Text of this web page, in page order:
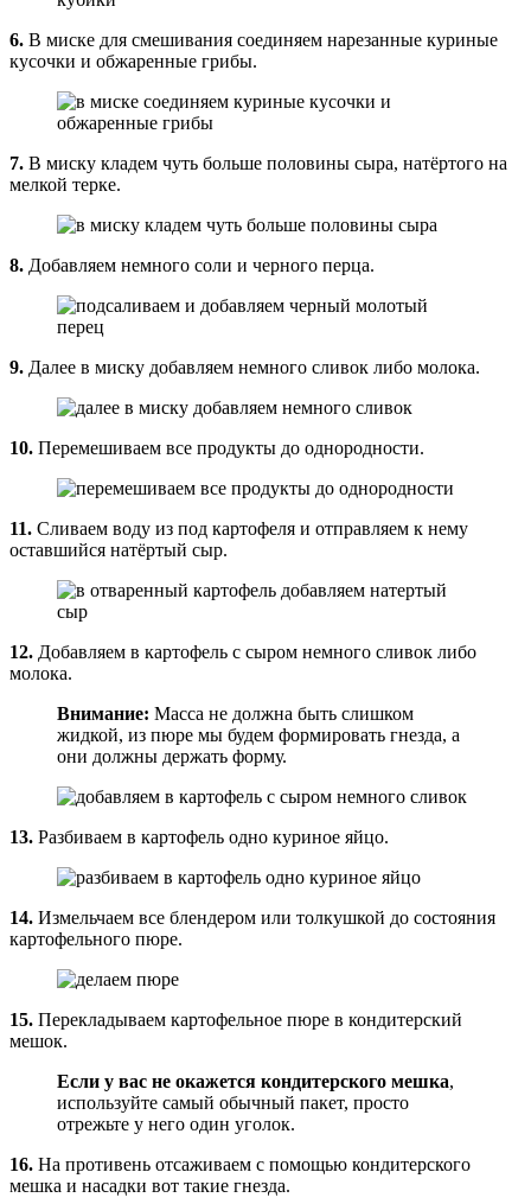
6. В миске для смешивания соединяем нарезанные куриные
кусочки и обжаренные грибы.
7. В миску кладем чуть больше половины сыра, натёртого на
мелкой терке.
8. Добавляем немного соли и черного перца.
9. Далее в миску добавляем немного сливок либо молока.
10. Перемешиваем все продукты до однородности.
11. Сливаем воду из под картофеля и отправляем к нему
оставшийся натёртый сыр.
12. Добавляем в картофель с сыром немного сливок либо
молока.
Внимание: Масса не должна быть слишком
жидкой, из пюре мы будем формировать гнезда, а
они должны держать форму.
13. Разбиваем в картофель одно куриное яйцо.
14. Измельчаем все блендером или толкушкой до состояния
картофельного пюре.
15. Перекладываем картофельное пюре в кондитерский
мешок.
Если у вас не окажется кондитерского мешка,
используйте самый обычный пакет, просто
отрежьте у него один уголок.
16. На противень отсаживаем с помощью кондитерского
мешка и насадки вот такие гнезда.